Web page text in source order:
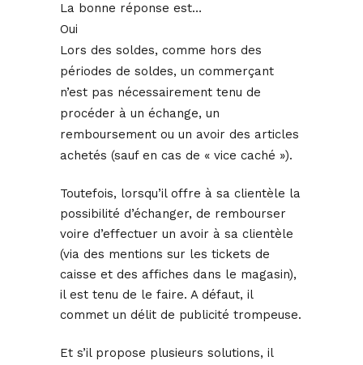
La bonne réponse est…
Oui
Lors des soldes, comme hors des
périodes de soldes, un commerçant
n’est pas nécessairement tenu de
procéder à un échange, un
remboursement ou un avoir des articles
achetés (sauf en cas de « vice caché »).
Toutefois, lorsqu’il offre à sa clientèle la
possibilité d’échanger, de rembourser
voire d’effectuer un avoir à sa clientèle
(via des mentions sur les tickets de
caisse et des affiches dans le magasin),
il est tenu de le faire. A défaut, il
commet un délit de publicité trompeuse.
Et s’il propose plusieurs solutions, il